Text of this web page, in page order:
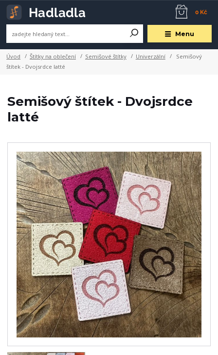
Menu
0 Kč
Úvod Štítky na oblečení Semišové štítky Univerzální
Semišový
štítek - Dvojsrdce latté
Semišový štítek - Dvojsrdce
latté